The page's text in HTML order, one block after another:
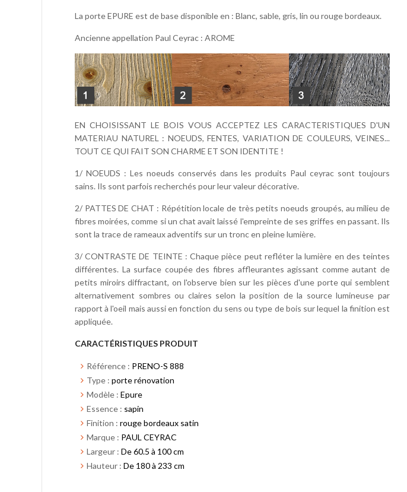
La porte EPURE est de base disponible en : Blanc, sable, gris, lin ou rouge bordeaux.
Ancienne appellation Paul Ceyrac : AROME
EN CHOISISSANT LE BOIS VOUS ACCEPTEZ LES CARACTERISTIQUES D'UN
MATERIAU NATUREL : NOEUDS, FENTES, VARIATION DE COULEURS, VEINES...
TOUT CE QUI FAIT SON CHARME ET SON IDENTITE !
1/ NOEUDS : Les noeuds conservés dans les produits Paul ceyrac sont toujours
sains. Ils sont parfois recherchés pour leur valeur décorative.
2/ PATTES DE CHAT : Répétition locale de très petits noeuds groupés, au milieu de
fibres moirées, comme si un chat avait laissé l'empreinte de ses griffes en passant. Ils
sont la trace de rameaux adventifs sur un tronc en pleine lumière.
3/ CONTRASTE DE TEINTE : Chaque pièce peut refléter la lumière en des teintes
différentes. La surface coupée des fibres affleurantes agissant comme autant de
petits miroirs diffractant, on l'observe bien sur les pièces d'une porte qui semblent
alternativement sombres ou claires selon la position de la source lumineuse par
rapport à l'oeil mais aussi en fonction du sens ou type de bois sur lequel la finition est
appliquée.
CARACTÉRISTIQUES PRODUIT
Référence : PRENO-S 888
Type : porte rénovation
Modèle : Epure
Essence : sapin
Finition : rouge bordeaux satin
Marque : PAUL CEYRAC
Largeur : De 60.5 à 100 cm
Hauteur : De 180 à 233 cm